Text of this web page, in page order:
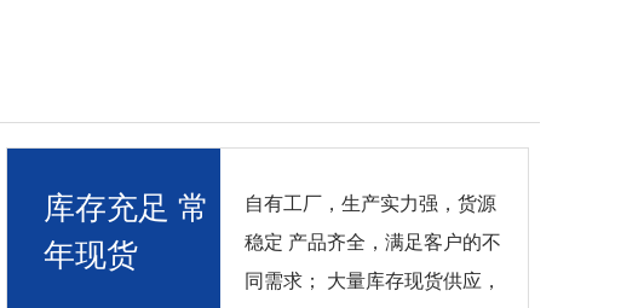
库存充足 常
年现货
自有工厂，生产实力强，货源
稳定 产品齐全，满足客户的不
同需求； 大量库存现货供应，